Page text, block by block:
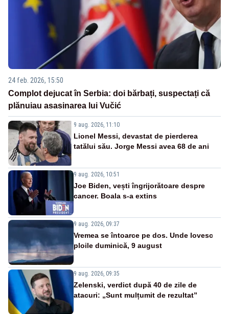
24 feb. 2026, 15:50
Complot dejucat în Serbia: doi bărbați, suspectați că
plănuiau asasinarea lui Vučić
9 aug. 2026, 11:10
Lionel Messi, devastat de pierderea
tatălui său. Jorge Messi avea 68 de ani
9 aug. 2026, 10:51
Joe Biden, vești îngrijorătoare despre
cancer. Boala s-a extins
9 aug. 2026, 09:37
Vremea se întoarce pe dos. Unde lovesc
ploile duminică, 9 august
9 aug. 2026, 09:35
Zelenski, verdict după 40 de zile de
atacuri: „Sunt mulțumit de rezultat”